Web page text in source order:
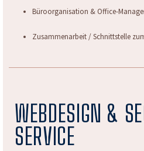
Büroorganisation & Office-
Zusammenarbeit / Schnittstelle
WEBDESIGN &
SERVICE